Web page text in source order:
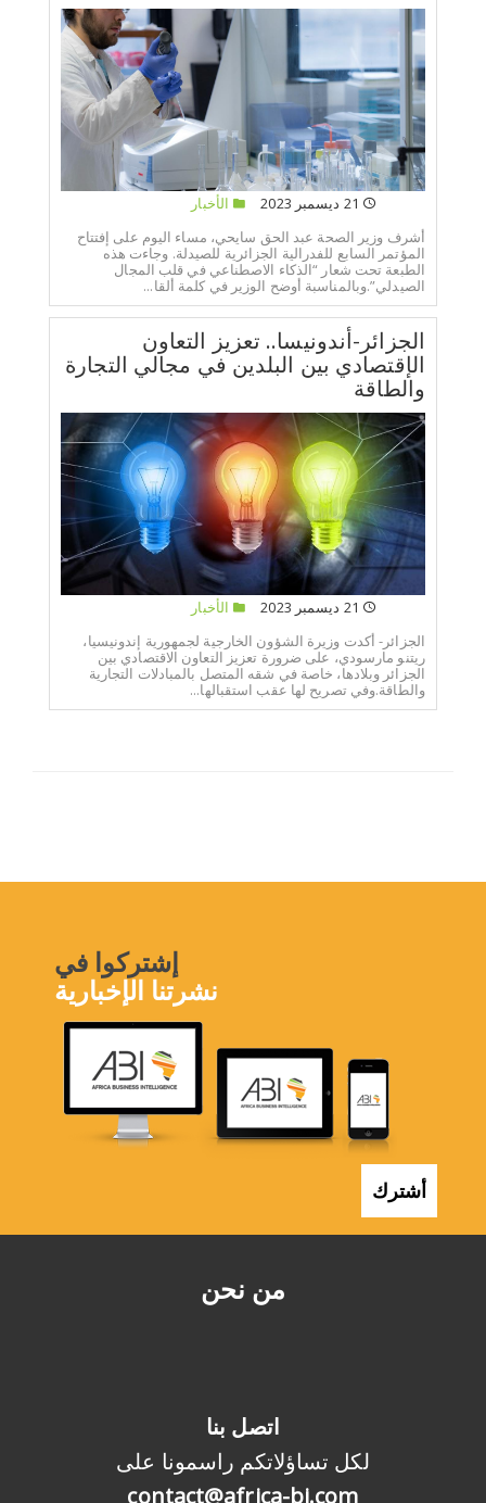
الأخبار
أشرف وزير الصحة عبد الحق سايحي، مساء اليوم على إفتتاح
المؤتمر السابع للفدرالية الجزائرية للصيدلة. وجاءت هذه
الطبعة تحت شعار “الذكاء الاصطناعي في قلب المجال
الصيدلي”.وبالمناسبة أوضح الوزير في كلمة ألقا...
الجزائر-أندونيسا.. تعزيز التعاون
الإقتصادي بين البلدين في مجالي التجارة
والطاقة
الأخبار
الجزائر- أكدت وزيرة الشؤون الخارجية لجمهورية إندونيسيا،
ريتنو مارسودي، على ضرورة تعزيز التعاون الاقتصادي بين
الجزائر وبلادها، خاصة في شقه المتصل بالمبادلات التجارية
والطاقة.وفي تصريح لها عقب استقبالها...
من نحن
اتصل بنا
لكل تساؤلاتكم راسمونا على
contact@africa-bi.com
إشتركوا في
نشرتنا الإخبارية
أشترك